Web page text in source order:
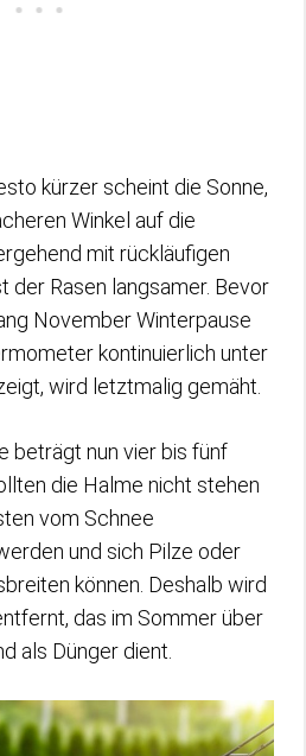
kürzer scheint die Sonne,
Winkel auf die
mit rückläufigen
der Rasen langsamer. Bevor
November Winterpause
kontinuierlich unter
wird letztmalig gemäht.
beträgt nun vier bis fünf
die Halme nicht stehen
vom Schnee
und sich Pilze oder
können. Deshalb wird
das im Sommer über
als Dünger dient.